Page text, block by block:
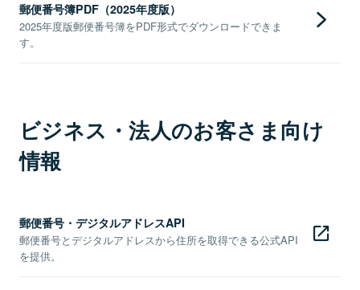
郵便番号簿PDF（2025年度版）
2025年度版郵便番号簿をPDF形式でダウンロードできま
す。
ビジネス・法人のお客さま向け
情報
郵便番号・デジタルアドレスAPI
郵便番号とデジタルアドレスから住所を取得できる公式API
を提供。